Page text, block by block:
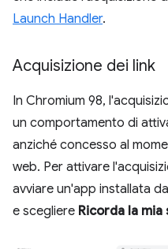
Launch Handler.
Acquisizione dei link
In Chromium 98,
un comportamento di
anziché concesso al
web. Per attivare
avviare un'app installata
e scegliere Ricorda la mia